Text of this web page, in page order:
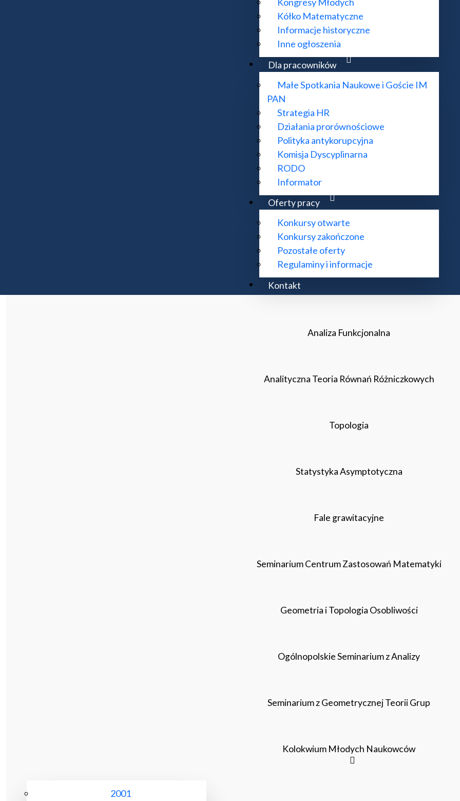
Kółko Matematyczne
Informacje historyczne
Inne ogłoszenia
Dla pracowników
Małe Spotkania Naukowe i Goście IM
PAN
Strategia HR
Działania prorównościowe
Polityka antykorupcyjna
Komisja Dyscyplinarna
RODO
Informator
Oferty pracy
Konkursy otwarte
Konkursy zakończone
Pozostałe oferty
Regulaminy i informacje
Kontakt
Geometria niekomutatywna
Równania Różniczkowe Cząstkowe
Metody Matematyczne Techniki
Analiza Funkcjonalna
Analityczna Teoria Równań Różniczkowych
Topologia
Statystyka Asymptotyczna
Fale grawitacyjne
Seminarium Centrum Zastosowań Matematyki
Geometria i Topologia Osobliwości
Ogólnopolskie Seminarium z Analizy
Seminarium z Geometrycznej Teorii Grup
Kolokwium Młodych Naukowców
2001